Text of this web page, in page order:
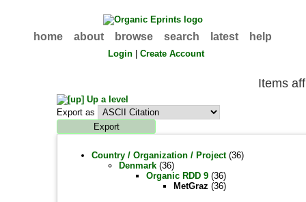
home about browse search latest help
Login |Create Account
Items
Up a level
Export as
Country / Organization / Project(36)
Denmark (36)
Organic RDD 9 (36)
MetGraz (36)